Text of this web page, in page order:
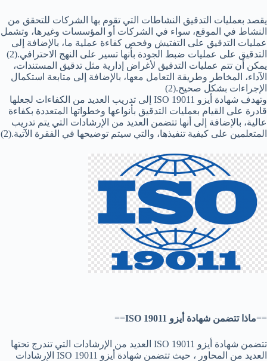
يقصد بعمليات التدقيق النشاطات التي تقوم بها الشركات للتحقق من
النشاط في الموقع، سواء في الشركات أو المؤسسات وغيرها، وتشمل
عمليات التدقيق على التفتيش وفحص كفاءة عملية ما، بالإضافة إلى
التدقيق على عمليات ضبط الجودة بأنها تسير على النهج الاحترافي.(2)
يمكن أن تتم عمليات التدقيق لأغراض إدارية مثل تدقيق المستندات،
الآداء، المخاطر وطريقة التعامل معها، بالإضافة إلى متابعة استكمال
الإجراءات بشكل صحيح.(2)
وتهدف شهادة أيزو ISO 19011 إلى تدريب العديد من الكفاءات لجعلها
قادرة على القيام بعمليات التدقيق بأنواعها وخطواتها المتعددة بكفاءة
عالية، بالإضافة إلى أنها تتضمن العديد من الإرشادات التي يتم تدريب
المتعلمين على كيفية تنفيذها، والتي سيتم توضيحها في الفقرة الآتية.(2)
==ماذا تتضمن شهادة أيزو ISO 19011 ==
تتضمن شهادة أيزو ISO 19011 العديد من الإرشادات التي تندرج تحتها
العديد من المحاور ، حيث تتضمن شهادة أيزو ISO 19011 الإرشادات